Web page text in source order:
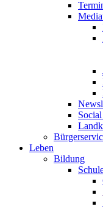
Leben
Bildung